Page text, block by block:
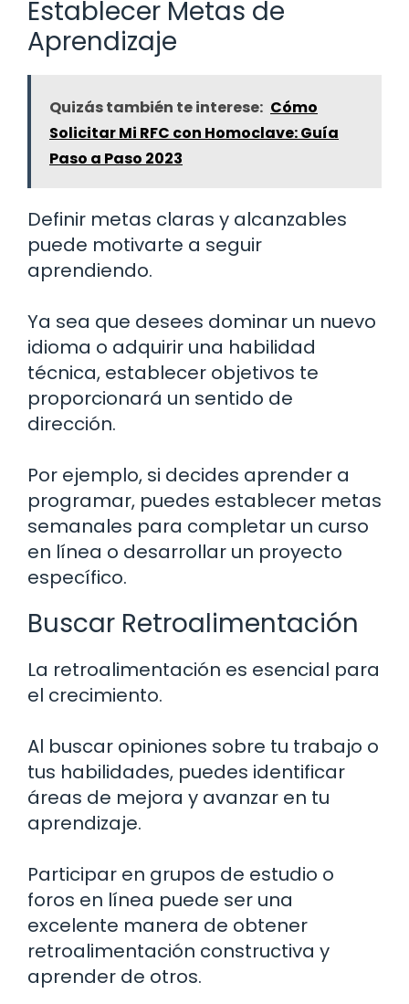
Establecer Metas de
Aprendizaje
Quizás también te interese: Cómo
Solicitar Mi RFC con Homoclave: Guía
Paso a Paso 2023
Definir metas claras y alcanzables
puede motivarte a seguir
aprendiendo.
Ya sea que desees dominar un nuevo
idioma o adquirir una habilidad
técnica, establecer objetivos te
proporcionará un sentido de
dirección.
Por ejemplo, si decides aprender a
programar, puedes establecer metas
semanales para completar un curso
en línea o desarrollar un proyecto
específico.
Buscar Retroalimentación
La retroalimentación es esencial para
el crecimiento.
Al buscar opiniones sobre tu trabajo o
tus habilidades, puedes identificar
áreas de mejora y avanzar en tu
aprendizaje.
Participar en grupos de estudio o
foros en línea puede ser una
excelente manera de obtener
retroalimentación constructiva y
aprender de otros.